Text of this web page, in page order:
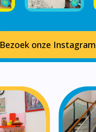
Bezoek onze Instagram